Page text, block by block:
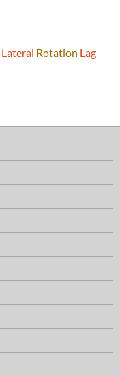
Lateral Rotation Lag